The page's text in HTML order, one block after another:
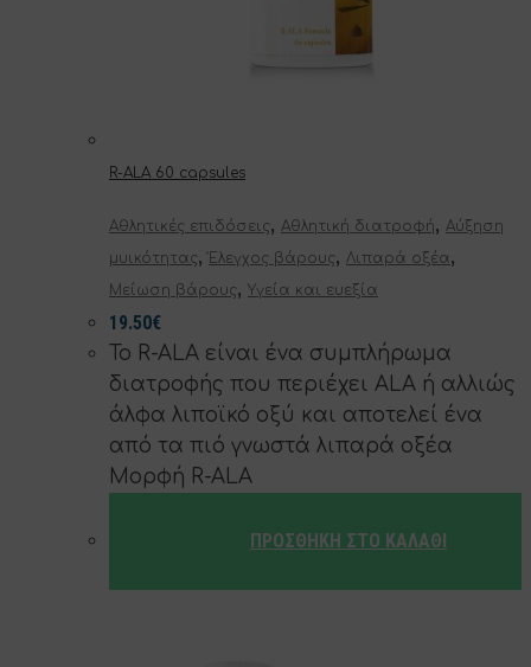
R-ALA 60 capsules
Αθλητικές επιδόσεις, Αθλητική διατροφή, Αύξηση
μυικότητας,Έλεγχος βάρους, Λιπαρά οξέα,
Μείωση βάρους, Υγεία και ευεξία
19.50€
To R-ALA είναι ένα συμπλήρωμα
διατροφής που περιέχει ALA ή αλλιώς
άλφα λιποϊκό οξύ και αποτελεί ένα
από τα πιό γνωστά λιπαρά οξέα
Μορφή R-ALA
ΠΡΟΣΘΉΚΗ ΣΤΟ ΚΑΛΆΘΙ